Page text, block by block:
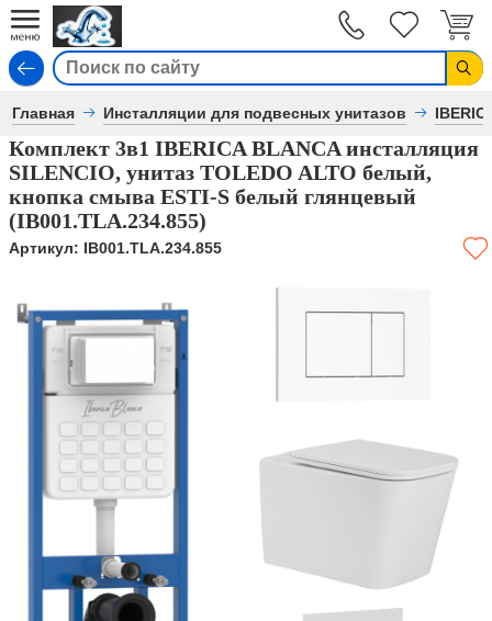
Главная Инсталляции для подвесных унитазов
Комплект 3в1 IBERICA BLANCA инсталляция
SILENCIO, унитаз TOLEDO ALTO белый,
кнопка смыва ESTI-S белый глянцевый
(IB001.TLA.234.855)
Артикул: IB001.TLA.234.855